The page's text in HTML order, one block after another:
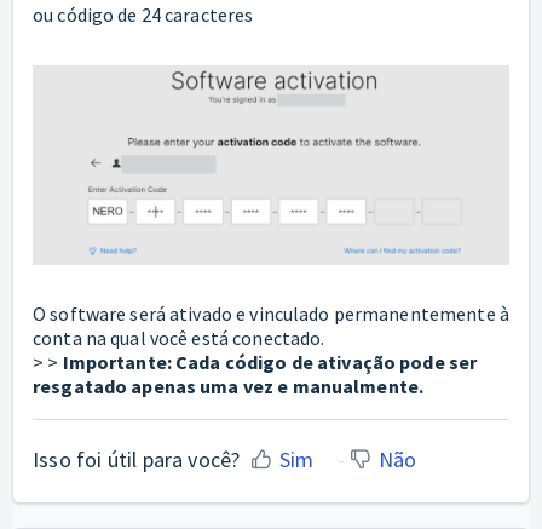
ou código de 24 caracteres
O software será ativado e vinculado permanentemente à
conta na qual você está conectado.
> > Importante: Cada código de ativação pode ser
resgatado apenas uma vez e manualmente.
Isso foi útil para você? Sim Não